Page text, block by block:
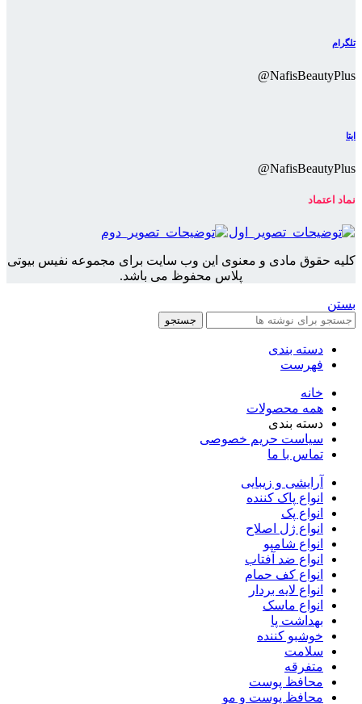
تلگرام
NafisBeautyPlus@
ایتا
NafisBeautyPlus@
نماد اعتماد
کلیه حقوق مادی و معنوی این وب سایت برای مجموعه نفیس بیوتی
پلاس محفوظ می باشد.
بستن
جستجو
دسته بندی
فهرست
خانه
همه محصولات
دسته بندی
سیاست حریم خصوصی
تماس با ما
آرایشی و زیبایی
انواع پاک کننده
انواع پک
انواع ژل اصلاح
انواع شامپو
انواع ضد آفتاب
انواع کف حمام
انواع لایه بردار
انواع ماسک
بهداشت پا
خوشبو کننده
سلامت
متفرقه
محافظ پوست
محافظ پوست و مو